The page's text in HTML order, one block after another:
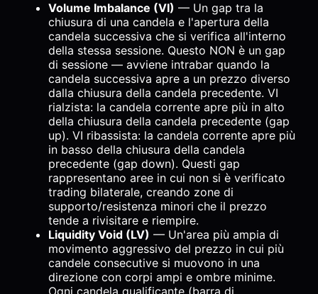
Volume Imbalance (VI) — Un gap tra la
chiusura di una candela e l'apertura della
candela successiva che si verifica all'interno
della stessa sessione. Questo NON è un gap
di sessione — avviene intrabar quando la
candela successiva apre a un prezzo diverso
dalla chiusura della candela precedente. VI
rialzista: la candela corrente apre più in alto
della chiusura della candela precedente (gap
up). VI ribassista: la candela corrente apre più
in basso della chiusura della candela
precedente (gap down). Questi gap
rappresentano aree in cui non si è verificato
trading bilaterale, creando zone di
supporto/resistenza minori che il prezzo
tende a rivisitare e riempire.
Liquidity Void (LV) — Un'area più ampia di
movimento aggressivo del prezzo in cui più
candele consecutive si muovono in una
direzione con corpi ampi e ombre minime.